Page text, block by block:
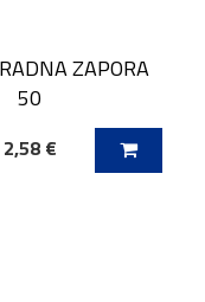
ZAPORA
50
2,58 €
KOŠARICO